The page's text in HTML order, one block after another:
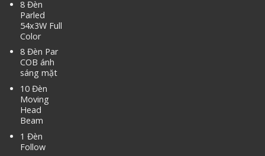
8 Đèn
Parled
54x3W Full
Color
8 Đèn Par
COB ánh
sáng mặt
10 Đèn
Moving
Head
Beam
1 Đèn
Follow